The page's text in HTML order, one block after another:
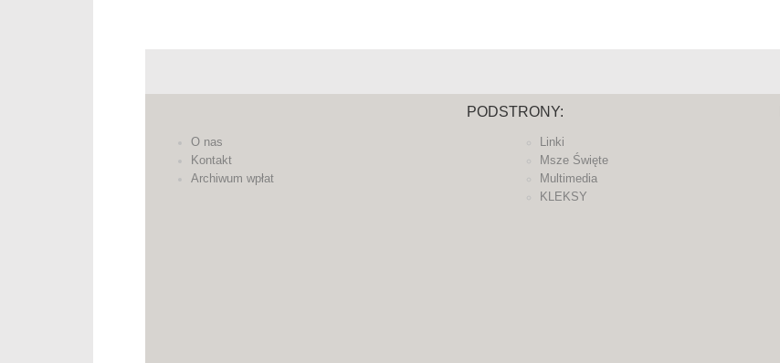
O nas
Kontakt
Archiwum wpłat
PODSTRONY:
Linki
Msze Święte
Multimedia
KLEKSY